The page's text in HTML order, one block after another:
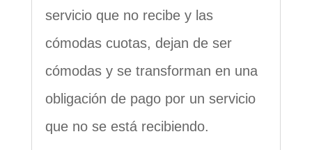
servicio que no recibe y las
cómodas cuotas, dejan de ser
cómodas y se transforman en una
obligación de pago por un servicio
que no se está recibiendo.